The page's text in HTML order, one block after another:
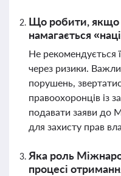
Що робити, якщо
намагається
Не рекомендується
через ризики.
порушень,
правоохоронців із
подавати заяви до
для захисту прав
Яка роль
процесі